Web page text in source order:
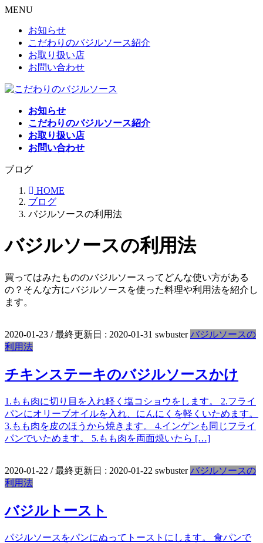
MENU
お知らせ
こだわりのバジルソース紹介
お取り扱い店
お問い合わせ
お知らせ
こだわりのバジルソース紹介
お取り扱い店
お問い合わせ
ブログ
HOME
ブログ
バジルソースの利用法
バジルソースの利用法
買ってはみたもののバジルソースってどんな使い方がある
の？そんな方にバジルソースを使った料理や利用法を紹介し
ます。
2020-01-23 / 最終更新日 : 2020-01-31 swbuster バジルソースの
利用法
チキンステーキのバジルソースかけ
1.もも肉に切り目を入れ軽く塩コショウをします。 2.フライ
パンにオリーブオイルを入れ、にんにくを軽くいためます。
3.もも肉を皮のほうから焼きます。 4.インゲンも同じフライ
パンでいためます。 5.もも肉を両面焼いたら […]
2020-01-22 / 最終更新日 : 2020-01-22 swbuster バジルソースの
利用法
バジルトースト
パジルソースをパンにぬってトーストにします。 食パンで